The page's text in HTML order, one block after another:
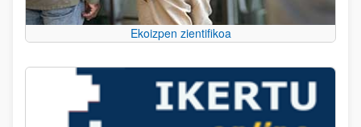
Ekoizpen zientifikoa